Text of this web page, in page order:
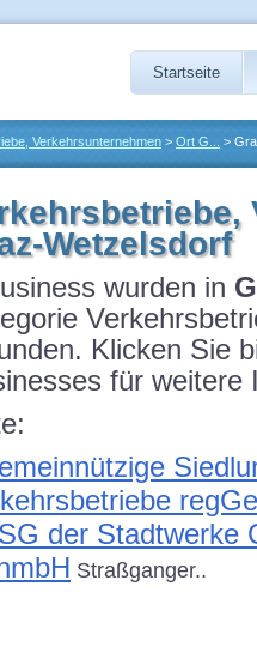
Startseite
Verkehrsunternehmen > Ort G... >
Wetzelsdorf
wurden in
Klicken Sie
für weitere
der Stadtwerke
Straßganger..